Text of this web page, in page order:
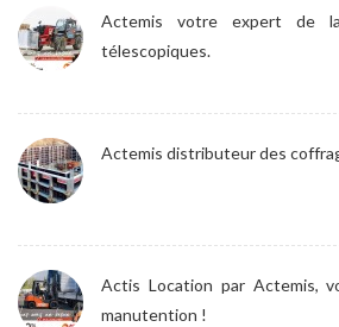
Actemis votre expert de
télescopiques.
Actemis distributeur des
Actis Location par Actemis,
manutention !